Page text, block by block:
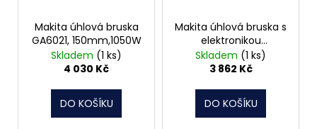
Makita úhlová bruska
GA6021, 150mm,1050W
Skladem (1 ks)
4 030 Kč
DO KOŠÍKU
Makita úhlová bruska s
elektronikou
GA9020RF,
230mm,2200W
Skladem (1 ks)
3 862 Kč
DO KOŠÍKU